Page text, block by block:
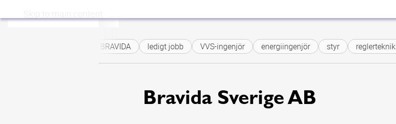
BRAVIDA ledigt jobb VVS-ingenjör energiingenjör styr reglerteknik
Bravida Sverige AB